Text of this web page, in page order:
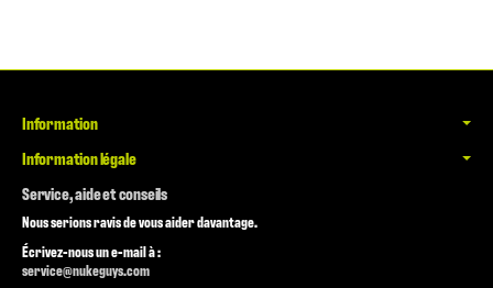
Information
Information légale
Service, aide et conseils
Nous serions ravis de vous aider davantage.
Écrivez-nous un e-mail à :
service@nukeguys.com